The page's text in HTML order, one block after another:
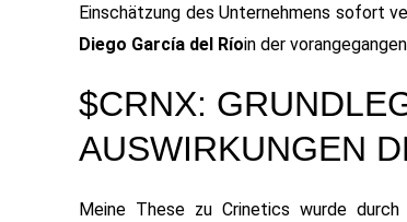
Einschätzung des Unternehmens sofort
Diego García del Ríoin der
$CRNX:
AUSWIRKUNGEN
Meine These zu Crinetics wurde durch